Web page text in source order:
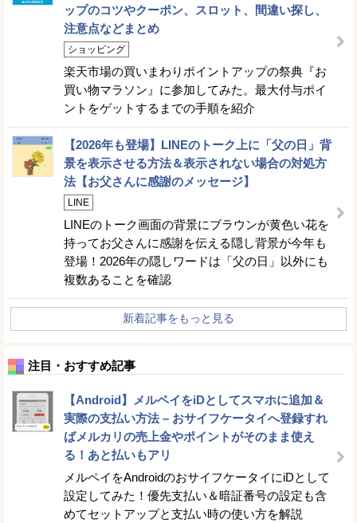
ップのコツやクーポン、スロット、間違い探し、
注意点などまとめ
ショッピング
楽天市場の買いまわりポイントアップの祭典『お
買い物マラソン』に参加してみた。最大付与ポイ
ントをゲットするまでの手順を紹介
【2026年も登場】LINEのトーク上に「父の日」背
景を表示させる方法＆表示されない場合の対処方
法【お父さんに感謝のメッセージ】
LINE
LINEのトーク画面の背景にブラウンが黄色い花を
持ってお父さんに感謝を伝える隠し背景が今年も
登場！2026年の隠しワードは「父の日」以外にも
複数あることを確認
新着記事をもっと見る
注目・おすすめ記事
【Android】メルペイをiDとしてスマホに追加＆
実際の支払い方法 – おサイフケータイへ登録すれ
ばメルカリの売上金やポイントがそのまま使え
る！あと払いもアリ
メルペイをAndroidのおサイフケータイにiDとして
設定してみた！優先支払い＆暗証番号の設定も含
めてセットアップと支払い時の使い方を解説